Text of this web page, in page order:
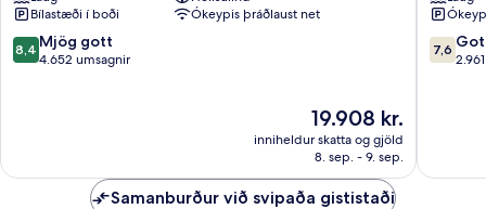
Spa
Lundy's
Lane
Bílastæði í boði
Ókeypis þráðlaust net
8.4
af
8,4 Mjög gott
4.652 umsagnir
Verðið
19.908 kr.
19.908 kr.
inniheldur skatta og gjöld
8. sep. - 9. sep.
the
Falls
Clifton-
7.6
af
7,6
Samanburður við svipaða gististaði